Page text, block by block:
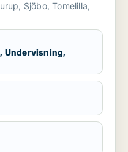
Sjöbo, Tomelilla,
Undervisning,